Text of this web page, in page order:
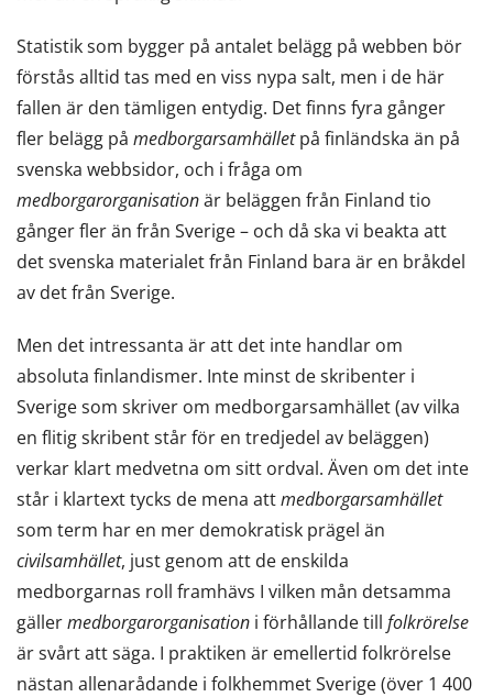
Statistik som bygger på antalet belägg på webben bör
förstås alltid tas med en viss nypa salt, men i de här
fallen är den tämligen entydig. Det finns fyra gånger
fler belägg på medborgarsamhälletpå finländska än på
svenska webbsidor, och i fråga om
medborgarorganisationär beläggen från Finland tio
gånger fler än från Sverige – och då ska vi beakta att
det svenska materialet från Finland bara är en bråkdel
av det från Sverige.
Men det intressanta är att det inte handlar om
absoluta finlandismer. Inte minst de skribenter i
Sverige som skriver om medborgarsamhället (av vilka
en flitig skribent står för en tredjedel av beläggen)
verkar klart medvetna om sitt ordval. Även om det inte
står i klartext tycks de mena attmedborgarsamhället
som term har en mer demokratisk prägel än
civilsamhället, just genom att de enskilda
medborgarnas roll framhävs I vilken mån detsamma
gällermedborgarorganisation i förhållande till folkrörelse
är svårt att säga. I praktiken är emellertid folkrörelse
nästan allenarådande i folkhemmet Sverige (över 1 400